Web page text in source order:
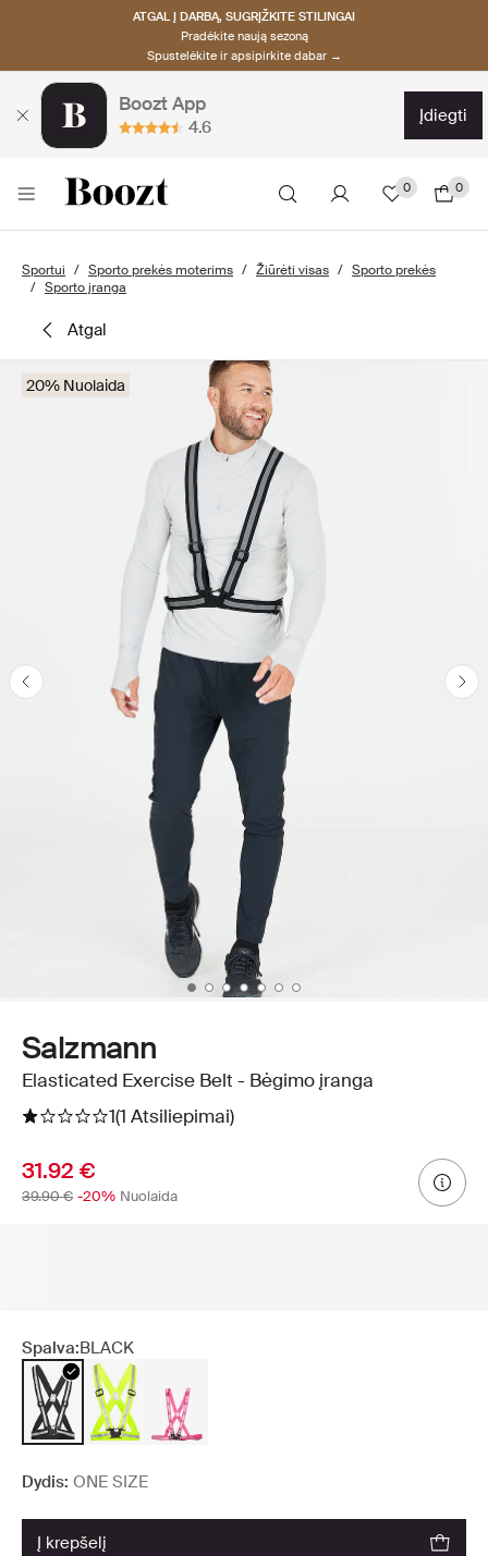
ATGAL Į DARBĄ, SUGRĮŽKITE STILINGAI
Pradėkite naują sezoną
Spustelėkite ir apsipirkite dabar →
Boozt App
4.6
įdiegti
0 0
Sportui Sporto prekės moterims Žiūrėti visas
Sporto prekės
Sporto įranga
atgal
20% Nuolaida
Salzmann
Elasticated Exercise Belt - Bėgimo įranga
1(1 Atsiliepimai)
31.92 €
39.90 € -20% Nuolaida
Spalva:BLACK
Dydis: ONE SIZE
į krepšelį